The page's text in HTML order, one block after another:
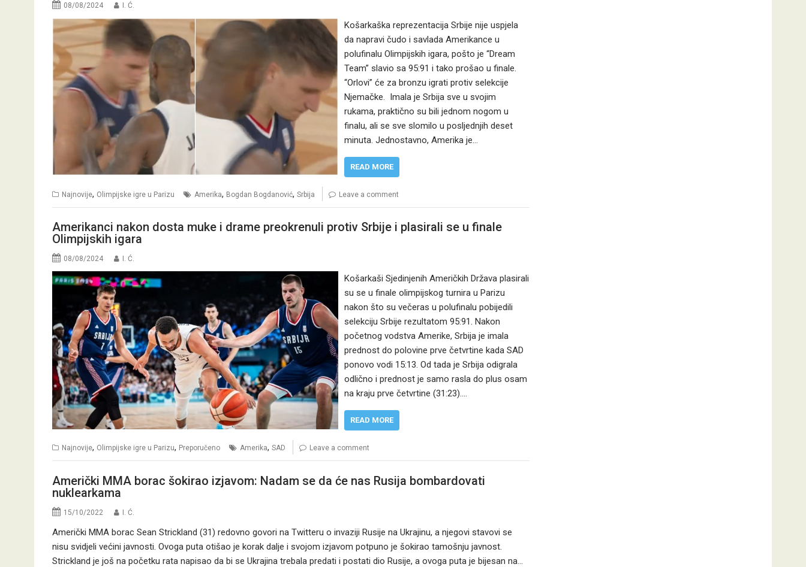
08/08/2024 I. Ć.
Košarkaška reprezentacija Srbije nije uspjela
da napravi čudo i savlada Amerikance u
polufinalu Olimpijskih igara, pošto je “Dream
Team” slavio sa 95:91 i tako prošao u finale.
“Orlovi” će za bronzu igrati protiv selekcije
Njemačke. Imala je Srbija sve u svojim
rukama, praktično su bili jednom nogom u
finalu, ali se sve slomilo u posljednjih deset
minuta. Jednostavno, Amerika je…
READ MORE
Najnovije, Olimpijske igre u Parizu Amerika, Bogdan Bogdanović, Srbija Leave a comment
Amerikanci nakon dosta muke i drame preokrenuli protiv Srbije i plasirali se u finale
Olimpijskih igara
08/08/2024 I. Ć.
Košarkaši Sjedinjenih Američkih Država plasirali
su se u finale olimpijskog turnira u Parizu
nakon što su večeras u polufinalu pobijedili
selekciju Srbije rezultatom 95:91. Nakon
početnog vodstva Amerike, Srbija je imala
prednost do polovine prve četvrtine kada SAD
ponovo vodi 15:13. Od tada je Srbija odigrala
odlično i prednost je samo rasla do plus osam
na kraju prve četvrtine (31:23).…
READ MORE
Najnovije, Olimpijske igre u Parizu, Preporučeno Amerika, SAD Leave a comment
Američki MMA borac šokirao izjavom: Nadam se da će nas Rusija bombardovati
nuklearkama
15/10/2022 I. Ć.
Američki MMA borac Sean Strickland (31) redovno govori na Twitteru o invaziji Rusije na Ukrajinu, a njegovi stavovi se
nisu svidjeli većini javnosti. Ovoga puta otišao je korak dalje i svojom izjavom potpuno je šokirao tamošnju javnost.
Strickland je još na početku rata napisao da bi se Ukrajina trebala predati i postati dio Rusije, a ovoga puta je bijesan na…